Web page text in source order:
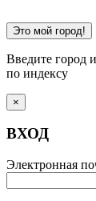
Это мой город!
Введите город
по индексу
×
ВХОД
Электронная